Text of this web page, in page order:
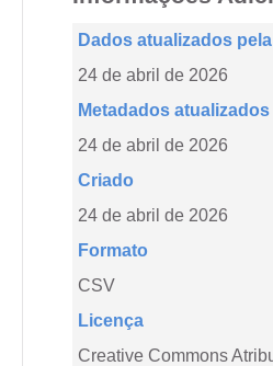
Dados atualizados
24 de abril de 2026
Metadados
24 de abril de 2026
Criado
24 de abril de 2026
Formato
CSV
Licença
Creative Commons